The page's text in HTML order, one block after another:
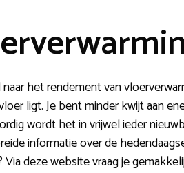
het rendement van
ligt. Je bent minder kwijt aan
wordt het in vrijwel ieder
informatie over de
Via deze website vraag je